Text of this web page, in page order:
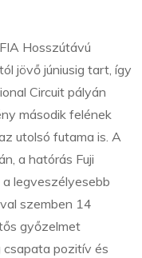
Hosszútávú
jövő júniusig tart, így
Circuit pályán
második felének
utolsó futama is. A
a hatórás Fuji
legveszélyesebb
szemben 14
győzelmet
csapata pozitív és